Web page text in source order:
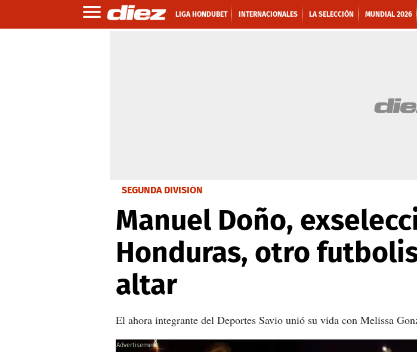
LIGA HONDUBET INTERNACIONALES LA SELECCIÓN MUNDIAL 2026
SEGUNDA DIVISIÓN
Manuel Doño,
Honduras, otro
altar
El ahora integrante del Deportes Savio unió su vida con Melissa
X